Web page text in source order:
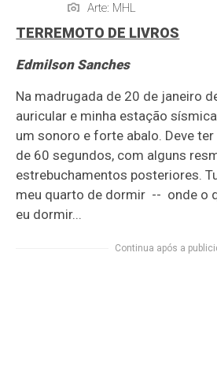
Arte: MHL
TERREMOTO DE LIVROS
Edmilson Sanches
Na madrugada de 20 de janeiro
auricular e minha estação
um sonoro e forte abalo. Deve
de 60 segundos, com alguns
estrebuchamentos posteriores.
meu quarto de dormir -- onde o
eu dormir...
Continua após a